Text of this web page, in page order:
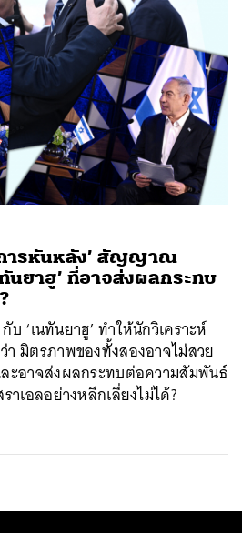
การหันหลัง’ สัญญาณ
นยาฮู’ ที่อาจส่งผลกระทบ
บ ‘เนทันยาฮู’ ทำให้นักวิเคราะห์
มิตรภาพของทั้งสองอาจไม่สวย
ะอาจส่งผลกระทบต่อความสัมพันธ์
าเอลอย่างหลีกเลี่ยงไม่ได้?
LINE EMAIL